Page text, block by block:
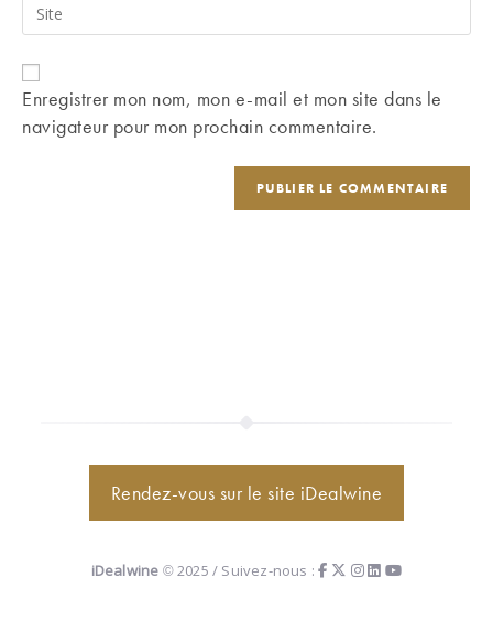
comment
address
comment
l’URL
de
votre
(facultatif)
Enregistrer mon nom, mon e-mail et mon site dans le
navigateur pour mon prochain commentaire.
Rendez-vous sur le site iDealwine
iDealwine © 2025 / Suivez-nous :